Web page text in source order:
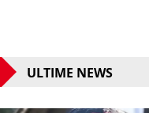
ULTIME NEWS